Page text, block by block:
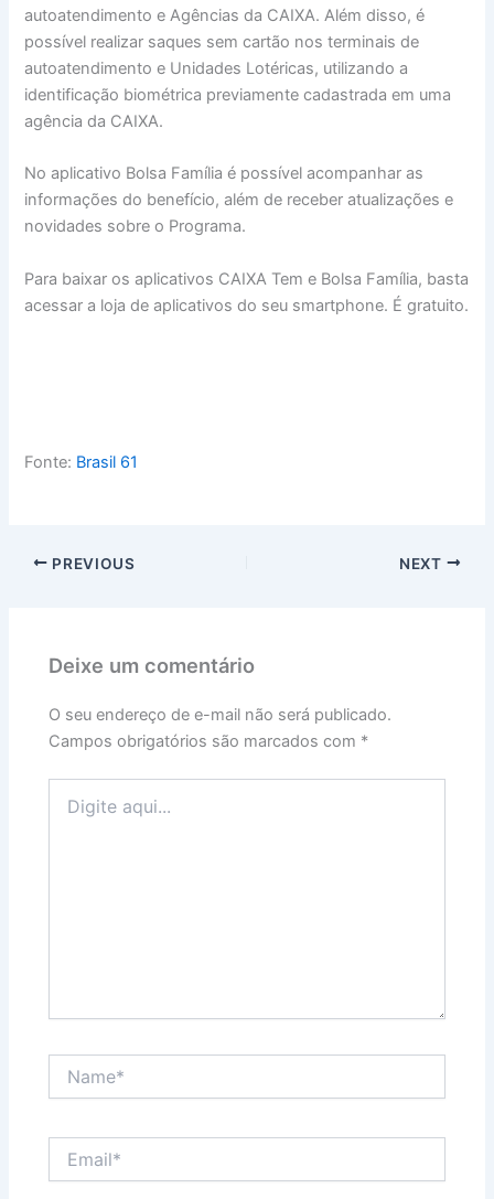
autoatendimento e Agências da CAIXA. Além disso, é
possível realizar saques sem cartão nos terminais de
autoatendimento e Unidades Lotéricas, utilizando a
identificação biométrica previamente cadastrada em uma
agência da CAIXA.
No aplicativo Bolsa Família é possível acompanhar as
informações do benefício, além de receber atualizações e
novidades sobre o Programa.
Para baixar os aplicativos CAIXA Tem e Bolsa Família, basta
acessar a loja de aplicativos do seu smartphone. É gratuito.
Fonte: Brasil 61
PREVIOUS NEXT
Deixe um comentário
O seu endereço de e-mail não será publicado.
Campos obrigatórios são marcados com *
aqui...